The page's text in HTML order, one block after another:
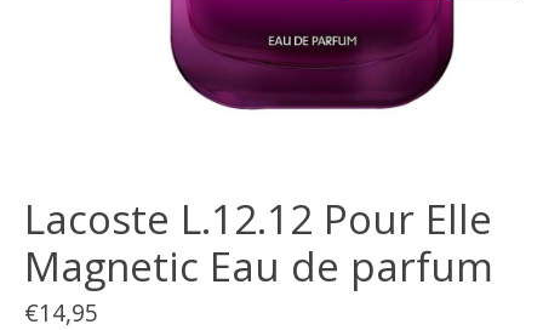
Lacoste L.12.12 Pour Elle
Magnetic Eau de parfum
€14,95